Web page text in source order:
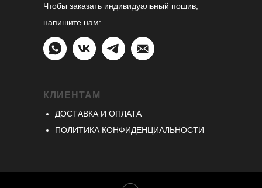
Чтобы заказать индивидуальный пошив,
напишите нам:
КЛИЕНТАМ
ДОСТАВКА И ОПЛАТА
ПОЛИТИКА КОНФИДЕНЦИАЛЬНОСТИ